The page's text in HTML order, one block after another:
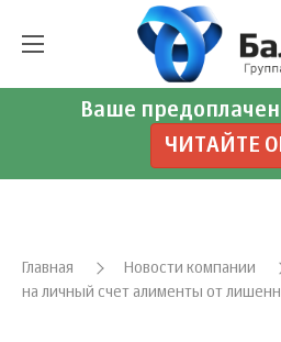
Ваше
ЧИТАЙТЕ
Главная Новости компании
на личный счет алименты от